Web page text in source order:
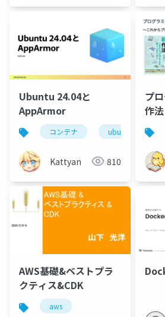
Ubuntu 24.04と
AppArmor
コンテナ ubuntu
Kattyan 810
プ
作法 6. プログラミング
を
AWS基礎&ベストプラ
クティス&CDK
aws